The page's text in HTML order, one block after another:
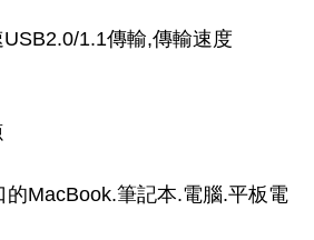
1.1傳輸,傳輸速度
的MacBook.筆記本.電腦.平板電